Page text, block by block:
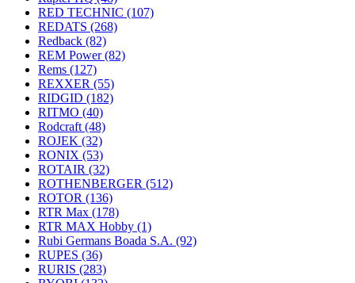
RED TECHNIC (107)
REDATS (268)
Redback (82)
REM Power(82)
Rems (127)
REXXER (55)
RIDGID (182)
RITMO (40)
Rodcraft (48)
ROJEK (32)
RONIX (53)
ROTAIR (32)
ROTHENBERGER (512)
ROTOR (136)
RTR Max (178)
RTR MAX Hobby (1)
Rubi Germans Boada S.A. (92)
RUPES (36)
RURIS (283)